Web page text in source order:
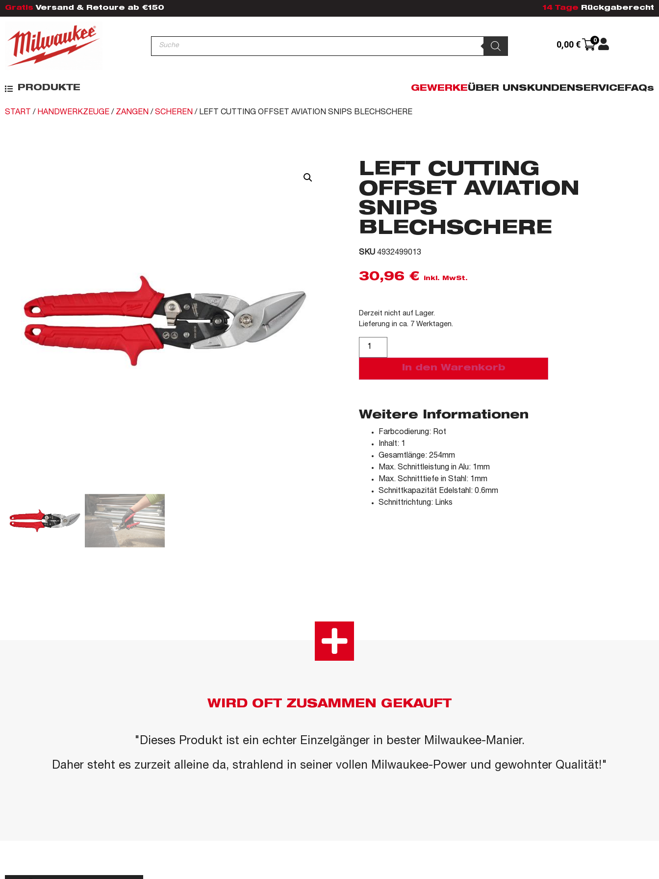
Gratis Versand & Retoure ab €150 14 Tage Rückgaberecht
0,00 € 0
PRODUKTE GEWERKEÜBER UNSKUNDENSERVICEFAQs
START / HANDWERKZEUGE / ZANGEN / SCHEREN / LEFT CUTTING OFFSET AVIATION SNIPS BLECHSCHERE
LEFT CUTTING
OFFSET AVIATION
SNIPS
BLECHSCHERE
SKU 4932499013
30,96 € inkl. MwSt.
Derzeit nicht auf Lager.
Lieferung in ca. 7 Werktagen.
In den Warenkorb
Weitere Informationen
Farbcodierung: Rot
Inhalt: 1
Gesamtlänge: 254mm
Max. Schnittleistung in Alu: 1mm
Max. Schnitttiefe in Stahl: 1mm
Schnittkapazität Edelstahl: 0.6mm
Schnittrichtung: Links
WIRD OFT ZUSAMMEN GEKAUFT
"Dieses Produkt ist ein echter Einzelgänger in bester Milwaukee-Manier.
Daher steht es zurzeit alleine da, strahlend in seiner vollen Milwaukee-Power und gewohnter Qualität!"